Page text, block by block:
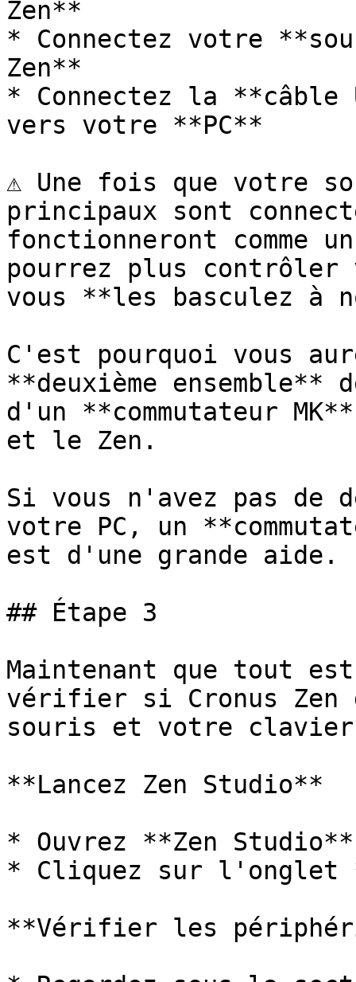
Zen**
* Connectez votre
Zen**
* Connectez la **câble
vers votre **PC**
⚠️ Une fois que votre
principaux sont
fonctionneront comme
pourrez plus contrôler
vous **les basculez à
C'est pourquoi vous
**deuxième
d'un **commutateur
et le Zen.
Si vous n'avez pas de
votre PC, un
est d'une grande aide. ﻿
## Étape 3
﻿Maintenant que tout
vérifier si Cronus Zen
souris et votre
**Lancez Zen Studio**
* Ouvrez **Zen
* Cliquez sur l'onglet
**Vérifier les